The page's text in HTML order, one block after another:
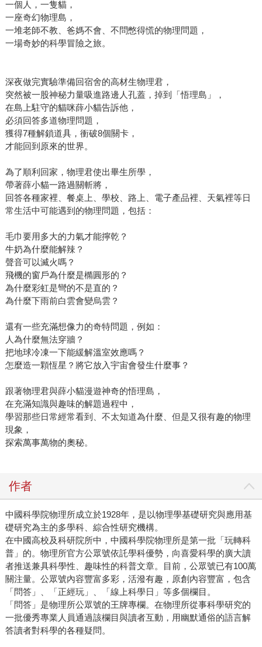
一個人，一隻貓，
一座奇幻物理島，
一堆老師不教、爸媽不會、不問憋得慌的物理問題，
一場奇妙的科學冒險之旅。
深夜做完實驗準備回宿舍的高材生物理君，
突然被一股神秘力量吸進路邊人孔蓋，掉到「悟理島」，
在島上駐守的貓咪薛小貓告訴他，
必須回答多道物理問題，
獲得7種解鎖道具，衝破8個關卡，
才能回到原來的世界。
為了順利回家，物理君使出畢生所學，
帶著薛小貓一路過關斬將，
回答各種家裡、餐桌上、學校、路上、電子產品裡、天氣裡等日
常生活中可能遇到的物理問題，包括：
毛巾要用多大的力氣才能擰乾？
牛奶為什麼能解辣？
聲音可以滅火嗎？
飛機的窗戶為什麼是橢圓形的？
為什麼彩虹是彎的不是直的？
為什麼下雨前白雲會變烏雲？
還有一些充滿想像力的奇特問題，例如：
人為什麼無法穿牆？
把地球冷凍一下能緩解溫室效應嗎？
怎麼造一顆恆星？將它放入宇宙會發生什麼事？
跟著物理君與薛小貓漫遊神奇的悟理島，
在充滿知識與趣味的解題過程中，
學習那些日常經常看到、不太知道為什麼、但是又很有趣的物理
現象，
探索萬事萬物的奧秘。
作者
中國科學院物理所成立於1928年，是以物理學基礎研究與應用基
礎研究為主的多學科、綜合性研究機構。
在中國高校及科研院所中，中國科學院物理所是第一批「玩轉科
普」的。物理所官方公眾號依託學科優勢，向喜愛科學的廣大讀
者推送兼具科學性、趣味性的科普文章。目前，公眾號已有100萬
關注量。公眾號內容豐富多彩，活潑有趣，原創內容豐富，包含
「問答」、「正經玩」、「線上科學日」等多個欄目。
「問答」是物理所公眾號的王牌專欄。在物理所從事科學研究的
一批優秀專業人員通過該欄目與讀者互動，用幽默通俗的語言解
答讀者對科學的各種疑問。